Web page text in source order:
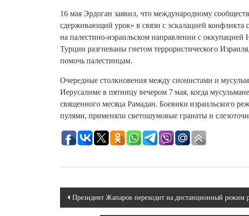
16 мая Эрдоган заявил, что международному
сдерживающий урок» в связи с эскалацией конфликта
на палестино-израильском направлении с
Турции разгневаны гнетом террористического
помочь палестинцам.
Очередные столкновения между сионистами и
Иерусалиме в пятницу вечером 7 мая, когда
священного месяца Рамадан. Боевики израильского
пулями, применяли светошумовые гранаты и
Навигация
Президент Жапаров переходит на дистанционный режим